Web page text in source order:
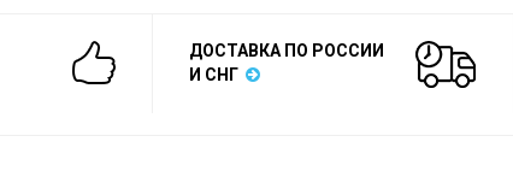
ДОСТАВКА ПО РОССИИ
И СНГ